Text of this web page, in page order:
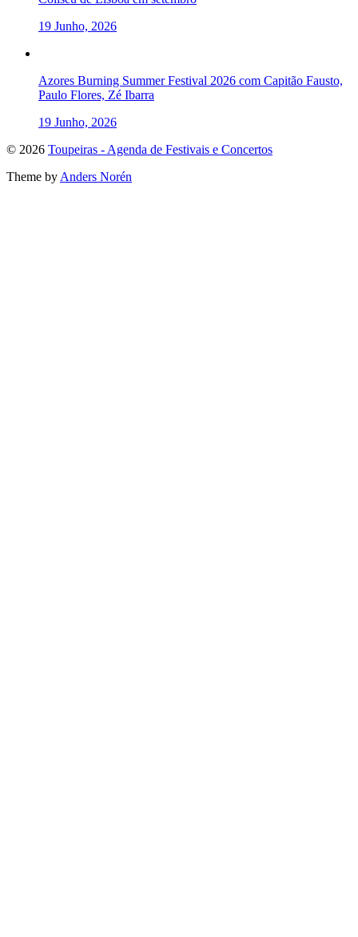
19 Junho, 2026
Azores Burning Summer Festival 2026 com Capitão Fausto,
Paulo Flores, Zé Ibarra
19 Junho, 2026
To
top
© 2026 Toupeiras - Agenda de Festivais e Concertos
Theme by Anders Norén